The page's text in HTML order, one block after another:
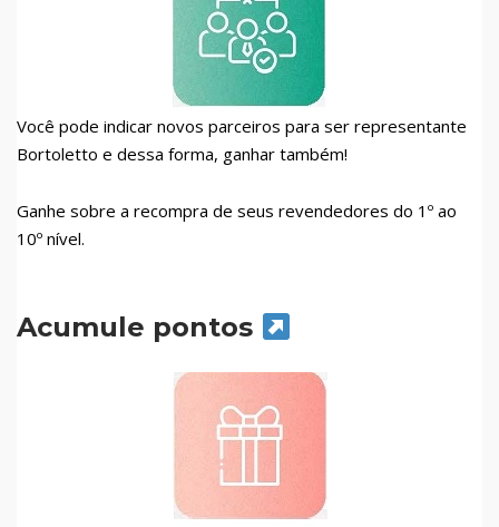
Você pode indicar novos parceiros para ser representante
Bortoletto e dessa forma, ganhar também!
Ganhe sobre a recompra de seus revendedores do 1º ao
10º nível.
Acumule pontos